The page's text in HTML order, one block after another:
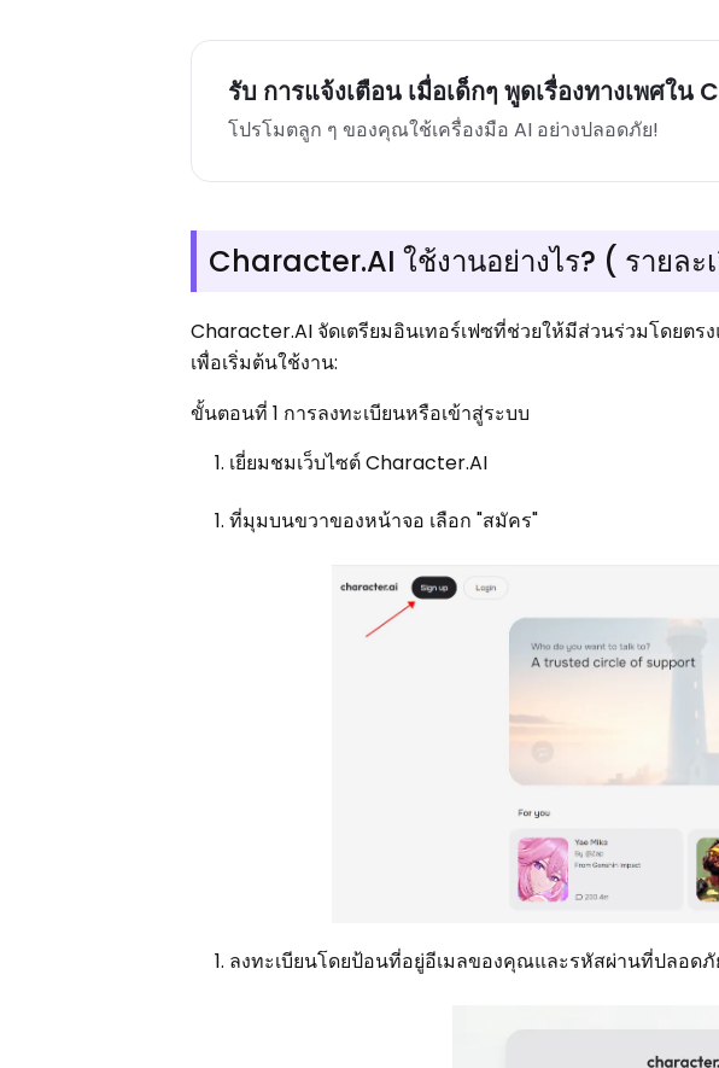
รับ การแจ้งเตือน เมื่อเด็กๆ พูดเรื่องทางเพศใน
โปรโมตลูก ๆ ของคุณใช้เครื่องมือ AI อย่างปลอดภัย!
Character.AI ใช้งานอย่างไร? ( รายล
Character.AI จัดเตรียมอินเทอร์เฟซที่ช่วยให้มีส่วนร่วมโดยตร
เพื่อเริ่มต้นใช้งาน:
ขั้นตอนที่ 1 การลงทะเบียนหรือเข้าสู่ระบบ
เยี่ยมชมเว็บไซต์ Character.AI
ที่มุมบนขวาของหน้าจอ เลือก "สมัคร"
ลงทะเบียนโดยป้อนที่อยู่อีเมลของคุณและรหัสผ่านที่ปลอด